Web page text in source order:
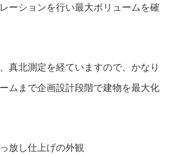
ーションを行い最大ボリュームを確
真北測定を経ていますので、かなり
ムまで企画設計段階で建物を最大化
放し仕上げの外観